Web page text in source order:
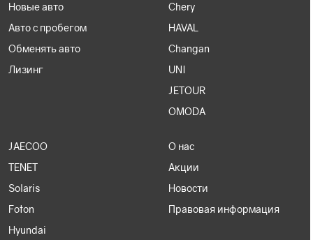
Новые авто
Авто с пробегом
Обменять авто
Лизинг
Chery
HAVAL
Changan
UNI
JETOUR
OMODA
JAECOO
TENET
Solaris
Foton
Hyundai
О нас
Акции
Новости
Правовая информация